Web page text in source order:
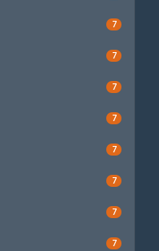
7
7
7
7
7
7
7
7